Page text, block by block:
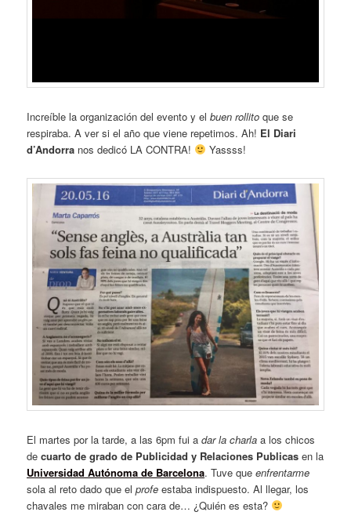
Increíble la organización del evento y elbuen rollito que se
respiraba. A ver si el año que viene repetimos. Ah! El Diari
d’Andorra nos dedicó LA CONTRA! Yassss!
El martes por la tarde, a las 6pm fui adar la charlaa los chicos
decuarto de grado de Publicidad y Relaciones Publicas en la
Universidad Autónoma de Barcelona. Tuve queenfrentarme
sola al reto dado que elprofeestaba indispuesto. Al llegar, los
chavales me miraban con cara de… ¿Quién es esta?